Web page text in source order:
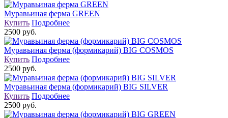
Муравьиная ферма GREEN
Купить Подробнее
2500 руб.
Муравьиная ферма (формикарий) BIG COSMOS
Купить Подробнее
2500 руб.
Муравьиная ферма (формикарий) BIG SILVER
Купить Подробнее
2500 руб.